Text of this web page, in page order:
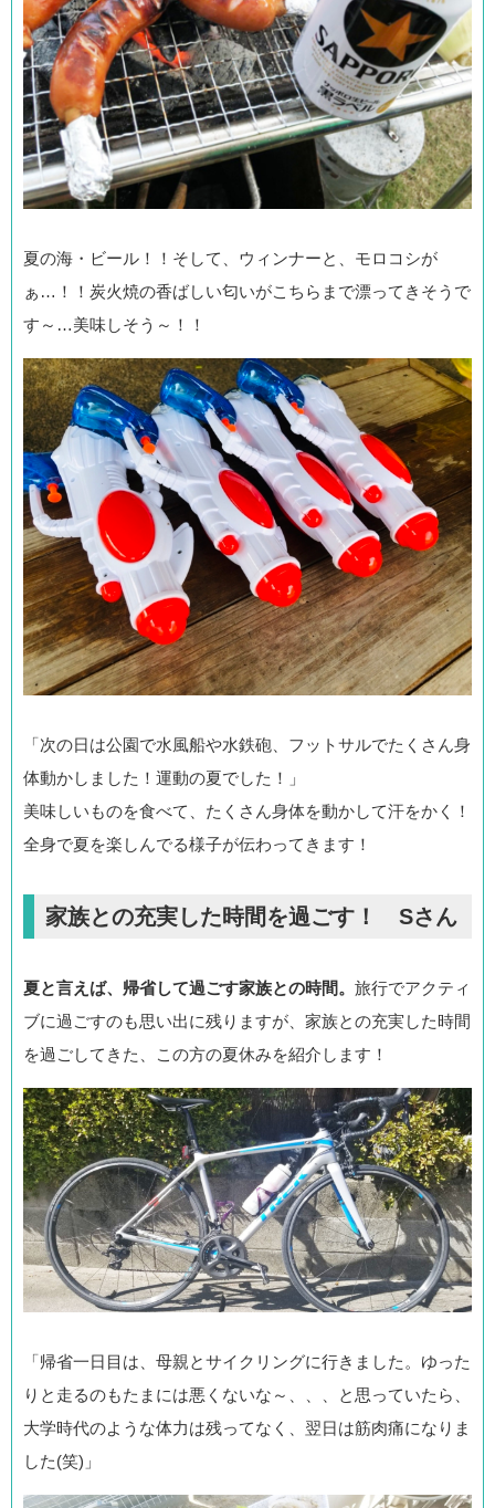
夏の海・ビール！！そして、ウィンナーと、モロコシが
ぁ…！！炭火焼の香ばしい匂いがこちらまで漂ってきそうで
す～…美味しそう～！！
「次の日は公園で水風船や水鉄砲、フットサルでたくさん身
体動かしました！運動の夏でした！」
美味しいものを食べて、たくさん身体を動かして汗をかく！
全身で夏を楽しんでる様子が伝わってきます！
家族との充実した時間を過ごす！ Sさん
夏と言えば、帰省して過ごす家族との時間。 旅行でアクティ
ブに過ごすのも思い出に残りますが、家族との充実した時間
を過ごしてきた、この方の夏休みを紹介します！
「帰省一日目は、母親とサイクリングに行きました。ゆった
りと走るのもたまには悪くないな～、、、と思っていたら、
大学時代のような体力は残ってなく、翌日は筋肉痛になりま
した(笑)」